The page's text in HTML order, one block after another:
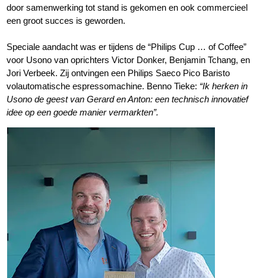
door samenwerking tot stand is gekomen en ook commercieel
een groot succes is geworden.
Speciale aandacht was er tijdens de “Philips Cup … of Coffee”
voor Usono van oprichters Victor Donker, Benjamin Tchang, en
Jori Verbeek. Zij ontvingen een Philips Saeco Pico Baristo
volautomatische espressomachine. Benno Tieke: “Ik herken in
Usono de geest van Gerard en Anton: een technisch innovatief
idee op een goede manier vermarkten”.